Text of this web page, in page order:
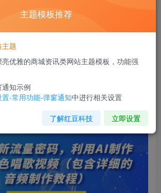
￥9.9
您当前未登录！建议登陆后购买，可保存购买订单
，利用AI制作各种角色唱歌视频（包含详
主题模板推荐
题
优雅的商城资讯类网站主题模板，功能强
知示例
置-常用功能-弹窗通知中进行相关设置
了解红豆科技 立即设置